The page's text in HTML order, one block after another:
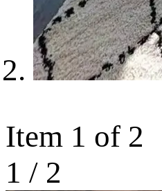
Item 1 of 2
1 / 2